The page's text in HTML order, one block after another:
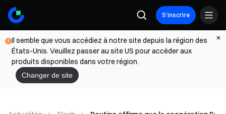
S’inscrire
Il semble que vous accédiez à notre site depuis la région des
États-Unis. Veuillez passer au site US pour accéder aux
produits disponibles dans votre région.
Changer de site